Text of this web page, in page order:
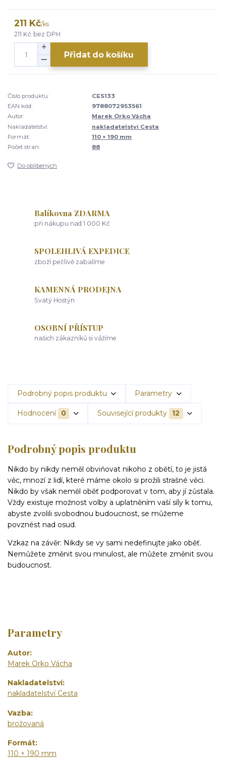
211 Kč/ks
211 Kč bez DPH
Přidat do košíku
Číslo produktu:
CES133
EAN kód:
9788072953561
Autor:
Marek Orko Vácha
Nakladatelství:
nakladatelství Cesta
Formát:
110 × 190 mm
Počet stran:
88
Do oblíbených
Balíkovna ZDARMA
při nákupu nad 1 000 Kč
SPOLEHLIVÁ EXPEDICE
zboží pečlivě zabalíme
KAMENNÁ PRODEJNA
Svatý Hostýn
OSOBNÍ PŘÍSTUP
našich zákazníků si vážíme
Podrobný popis produktu Parametry
Hodnocení 0 Související produkty 12
Podrobný popis produktu
Nikdo by nikdy neměl obviňovat nikoho z obětí, to je jistá
věc, mnozí z lidí, které máme okolo si prožili strašné věci.
Nikdo by však neměl oběť podporovat v tom, aby jí zůstala.
Vždy existuje možnost volby a uplatněním vaší síly k tomu,
abyste zvolili svobodnou budoucnost, se můžeme
povznést nad osud.
Vzkaz na závěr: Nikdy se vy sami nedefinujte jako oběť.
Nemůžete změnit svou minulost, ale můžete změnit svou
budoucnost.
Parametry
Autor
Marek Orko Vácha
Nakladatelství
nakladatelství Cesta
Vazba
brožovaná
Formát
110 × 190 mm